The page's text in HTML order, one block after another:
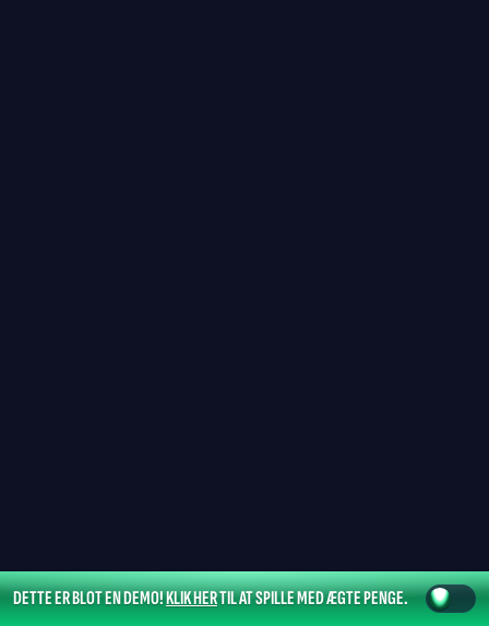
DETTE ER BLOT EN DEMO!KLIK HERTIL AT SPILLE MED ÆGTE PENGE.